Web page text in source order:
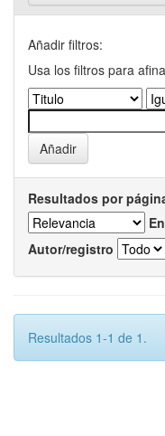
Añadir filtros:
Usa los filtros para
Resultados por
Autor/registro
Resultados 1-1 de 1.